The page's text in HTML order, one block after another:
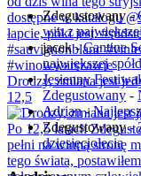
Drodzy, zmiana jest
12,5
Zdegustowany-
win z
jacek-Cantine
największej
Jesienny
Zdegustowany -
Adrian-
Zdegustowany-
dziesięciolecia